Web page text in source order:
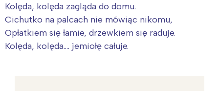
Kolęda, kolęda zagląda do domu.
Cichutko na palcach nie mówiąc nikomu,
Opłatkiem się łamie, drzewkiem się raduje.
Kolęda, kolęda…. jemiołę całuje.